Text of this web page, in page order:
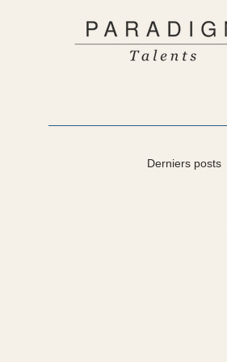
Derniers posts